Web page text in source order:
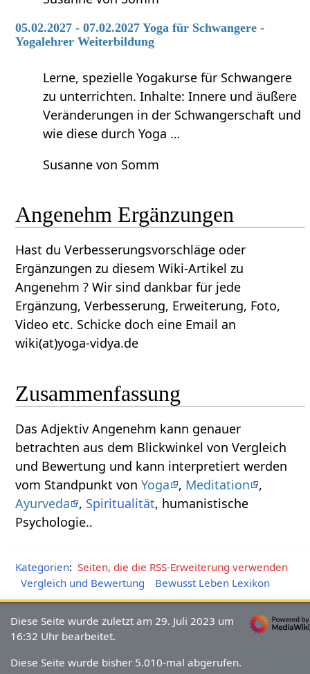
05.02.2027 - 07.02.2027 Yoga für Schwangere -
Yogalehrer Weiterbildung
Lerne, spezielle Yogakurse für Schwangere
zu unterrichten. Inhalte: Innere und äußere
Veränderungen in der Schwangerschaft und
wie diese durch Yoga …
Susanne von Somm
Angenehm‏‎ Ergänzungen
Hast du Verbesserungsvorschläge oder
Ergänzungen zu diesem Wiki-Artikel zu
Angenehm‏‎ ? Wir sind dankbar für jede
Ergänzung, Verbesserung, Erweiterung, Foto,
Video etc. Schicke doch eine Email an
wiki(at)yoga-vidya.de
Zusammenfassung
Das Adjektiv Angenehm‏‎ kann genauer
betrachten aus dem Blickwinkel von Vergleich
und Bewertung und kann interpretiert werden
vom Standpunkt vonYoga , Meditation
,
Ayurveda
, Spiritualität, humanistische
Psychologie..
Kategorien: Seiten, die die RSS-Erweiterung verwenden
Vergleich und Bewertung
Bewusst Leben Lexikon
Diese Seite wurde zuletzt am 29. Juli 2023 um
16:32 Uhr bearbeitet.
Diese Seite wurde bisher 5.010-mal abgerufen.